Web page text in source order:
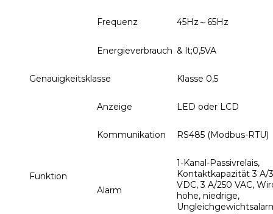
Frequenz 45Hz～65Hz
Energieverbrauch & lt;0,5VA
Genauigkeitsklasse Klasse 0,5
Funktion
Anzeige LED oder LCD
Kommunikation RS485 (Modbus-RTU)
Alarm
1-Kanal-Passivrelais,
Kontaktkapazität 3 A/
VDC, 3 A/250 VAC,
hohe, niedrige,